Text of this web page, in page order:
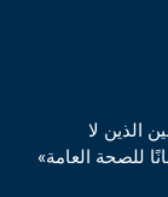
الذين لا
للصحة العامة»